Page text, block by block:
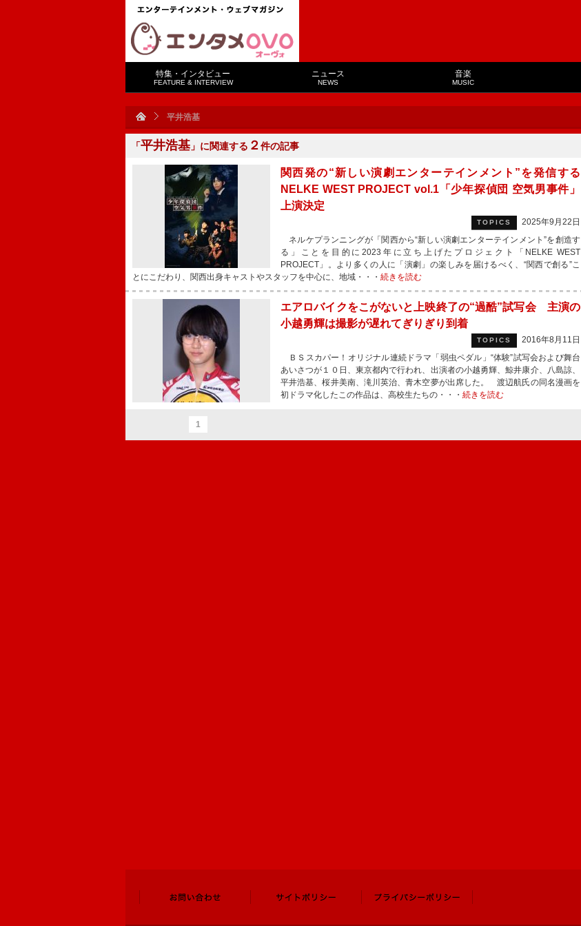
特集・インタビュー
FEATURE & INTERVIEW
ニュース
NEWS
音楽
MUSIC
平井浩基
「平井浩基 」に関連する ２件の記事
関西発の“新しい演劇エンターテインメント”を発信する
NELKE WEST PROJECT vol.1「少年探偵団 空気男事件」
上演決定
TOPICS
2025年9月22日
ネルケプランニングが「関西から“新しい演劇エンターテインメント”を創造す
る」ことを目的に2023年に立ち上げたプロジェクト「NELKE WEST
PROJECT」。より多くの人に「演劇」の楽しみを届けるべく、“関西で創る”こ
とにこだわり、関西出身キャストやスタッフを中心に、地域・・・ 続きを読む
エアロバイクをこがないと上映終了の“過酷”試写会 主演の
小越勇輝は撮影が遅れてぎりぎり到着
TOPICS
2016年8月11日
ＢＳスカパー！オリジナル連続ドラマ「弱虫ペダル」“体験”試写会および舞台
あいさつが１０日、東京都内で行われ、出演者の小越勇輝、鯨井康介、八島諒、
平井浩基、桜井美南、滝川英治、青木空夢が出席した。 渡辺航氏の同名漫画を
初ドラマ化したこの作品は、高校生たちの・・・ 続きを読む
1